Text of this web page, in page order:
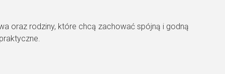
oraz rodziny, które chcą zachować spójną i godną